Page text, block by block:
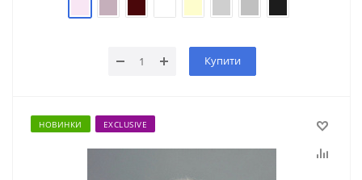
Купити
НОВИНКИ EXCLUSIVE